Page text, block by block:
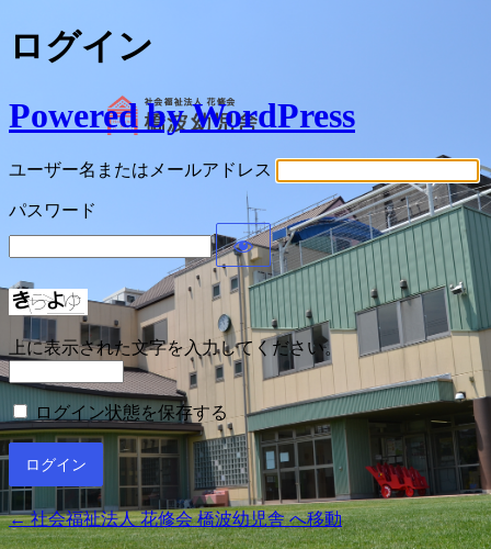
ログイン
Powered by WordPress
ユーザー名またはメールアドレス
パスワード
上に表示された文字を入力してください。
ログイン状態を保存する
← 社会福祉法人 花修会 橋波幼児舎 へ移動